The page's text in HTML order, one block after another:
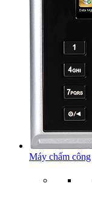
Máy chấm công